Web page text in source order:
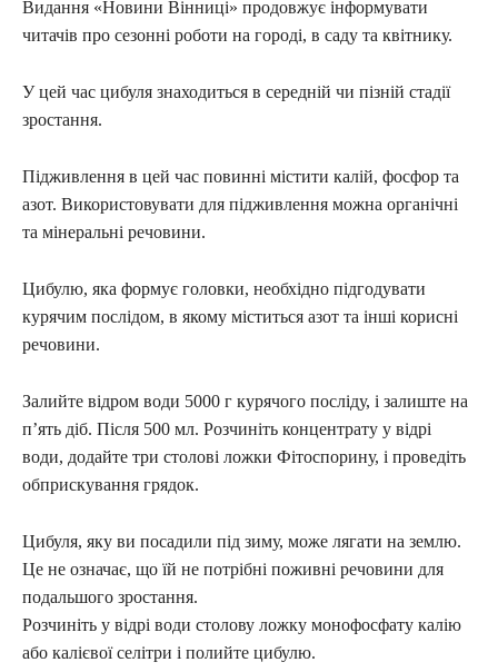
Видання «Новини Вінниці» продовжує інформувати
читачів про сезонні роботи на городі, в саду та квітнику.
У цей час цибуля знаходиться в середній чи пізній стадії
зростання.
Підживлення в цей час повинні містити калій, фосфор та
азот. Використовувати для підживлення можна органічні
та мінеральні речовини.
Цибулю, яка формує головки, необхідно підгодувати
курячим послідом, в якому міститься азот та інші корисні
речовини.
Залийте відром води 5000 г курячого посліду, і залиште на
п’ять діб. Після 500 мл. Розчиніть концентрату у відрі
води, додайте три столові ложки Фітоспорину, і проведіть
обприскування грядок.
Цибуля, яку ви посадили під зиму, може лягати на землю.
Це не означає, що їй не потрібні поживні речовини для
подальшого зростання.
Розчиніть у відрі води столову ложку монофосфату калію
або калієвої селітри і полийте цибулю.